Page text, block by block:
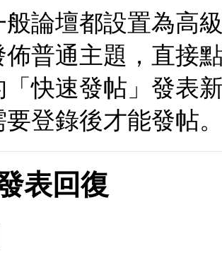
般論壇都設置為高
佈普通主題，直接
「快速發帖」發表
要登錄後才能發帖
表回復